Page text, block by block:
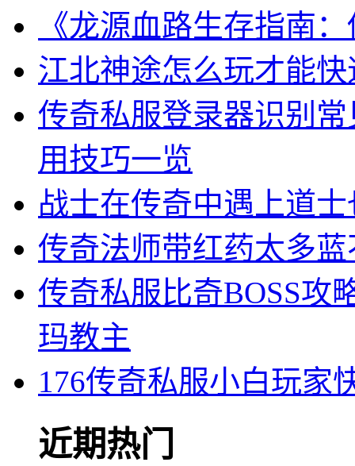
《龙源血路生存指南
江北神途怎么玩才能
传奇私服登录器识别
用技巧一览
战士在传奇中遇上道
传奇法师带红药太多
传奇私服比奇BOSS攻
玛教主
176传奇私服小白玩家
近期热门